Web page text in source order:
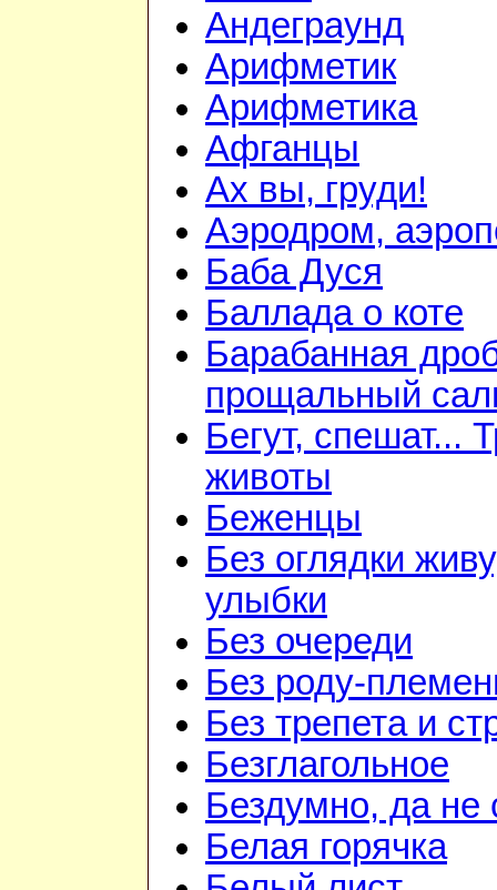
Андеграунд
Арифметик
Арифметика
Афганцы
Ах вы, груди!
Аэродром,
Баба Дуся
Баллада о коте
Барабанная
прощальный
Бегут, спешат...
животы
Беженцы
Без оглядки
улыбки
Без очереди
Без роду-
Без трепета и
Безглагольное
Бездумно, да не
Белая горячка